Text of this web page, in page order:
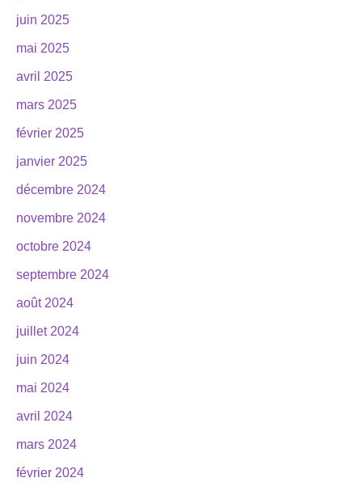
juin 2025
mai 2025
avril 2025
mars 2025
février 2025
janvier 2025
décembre 2024
novembre 2024
octobre 2024
septembre 2024
août 2024
juillet 2024
juin 2024
mai 2024
avril 2024
mars 2024
février 2024